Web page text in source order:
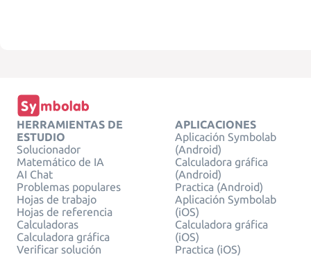
HERRAMIENTAS DE
ESTUDIO
Solucionador
Matemático de IA
AI Chat
Problemas populares
Hojas de trabajo
Hojas de referencia
Calculadoras
Calculadora gráfica
Verificar solución
APLICACIONES
Aplicación Symbolab
(Android)
Calculadora gráfica
(Android)
Practica (Android)
Aplicación Symbolab
(iOS)
Calculadora gráfica
(iOS)
Practica (iOS)